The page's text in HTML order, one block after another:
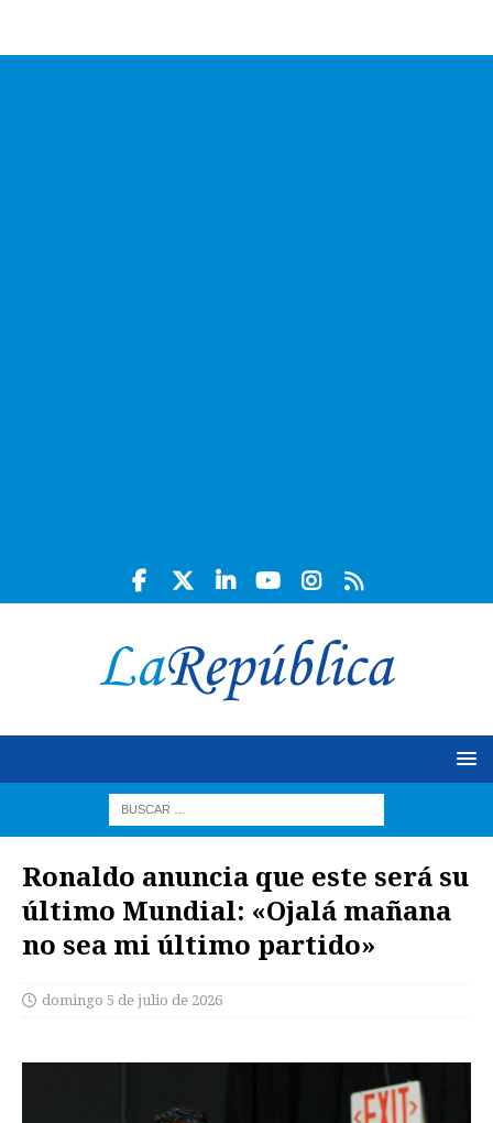
Ronaldo anuncia que este será su
último Mundial: «Ojalá mañana
no sea mi último partido»
domingo 5 de julio de 2026